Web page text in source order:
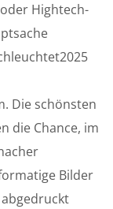
Hightech-
Die schönsten
die Chance, im
Bilder